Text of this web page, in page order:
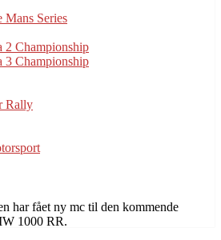
Mans Series
2 Championship
3 Championship
Rally
har fået ny mc til den kommende
1000 RR.